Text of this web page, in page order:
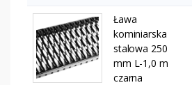
Ława
kominiarska
stalowa 250
mm L-1,0 m
czarna